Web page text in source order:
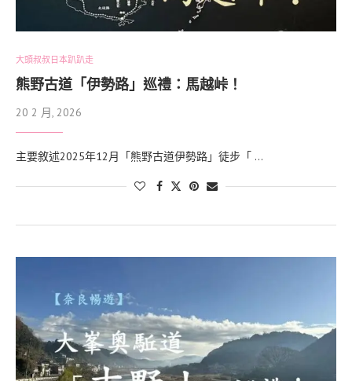
大頭叔叔日本趴趴走
熊野古道「伊勢路」巡禮：馬越峠！
20 2 月, 2026
主要敘述2025年12月「熊野古道伊勢路」徒步「 …